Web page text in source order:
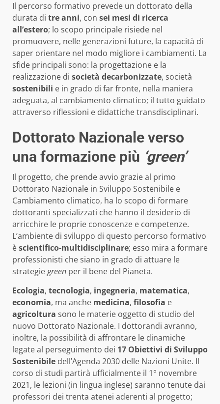
Il percorso formativo prevede un dottorato della
durata di tre anni, con sei mesi di ricerca
all’estero; lo scopo principale risiede nel
promuovere, nelle generazioni future, la capacità di
saper orientare nel modo migliore i cambiamenti. La
sfide principali sono: la progettazione e la
realizzazione di società decarbonizzate, società
sostenibili e in grado di far fronte, nella maniera
adeguata, al cambiamento climatico; il tutto guidato
attraverso riflessioni e didattiche transdisciplinari.
Dottorato Nazionale verso
una formazione più ‘green’
Il progetto, che prende avvio grazie al primo
Dottorato Nazionale in Sviluppo Sostenibile e
Cambiamento climatico, ha lo scopo di formare
dottoranti specializzati che hanno il desiderio di
arricchire le proprie conoscenze e competenze.
L’ambiente di sviluppo di questo percorso formativo
èscientifico-multidisciplinare; esso mira a formare
professionisti che siano in grado di attuare le
strategiegreen per il bene del Pianeta.
Ecologia, tecnologia, ingegneria, matematica,
economia, ma anche medicina, filosofia e
agricoltura sono le materie oggetto di studio del
nuovo Dottorato Nazionale. I dottorandi avranno,
inoltre, la possibilità di affrontare le dinamiche
legate al perseguimento dei 17 Obiettivi di Sviluppo
Sostenibile dell’Agenda 2030 delle Nazioni Unite. Il
corso di studi partirà ufficialmente il 1° novembre
2021, le lezioni (in lingua inglese) saranno tenute dai
professori dei trenta atenei aderenti al progetto;